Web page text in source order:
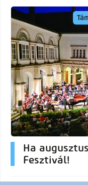
Ha
Fesztivál!